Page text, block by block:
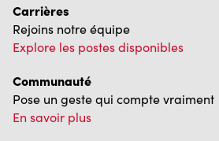
Carrières
Rejoins notre équipe
Explore les postes disponibles
Communauté
Pose un geste qui compte vraiment
En savoir plus